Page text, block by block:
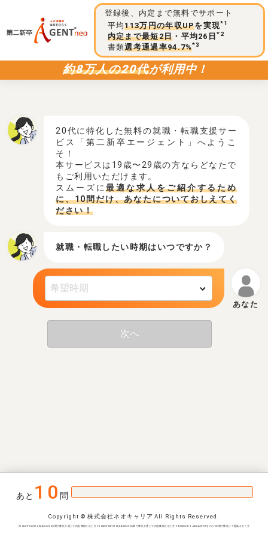
登録後、内定まで無料でサポート
平均113万円の年収UPを実現*1
内定まで最短2日 ・平均26日*2
書類選考通過率94.7%*3
約8万人の20代が利用中！
20代に特化した無料の就職・転職支援サー
ビス「第二新卒エージェント」へようこ
そ！
本サービスは19歳〜29歳の方ならどなたで
もご利用いただけます。
スムーズに最適な求人をご紹介するため
に、10問だけ、あなたについておしえてく
ださい！
就職・転職したい時期はいつですか？
次へ
あと 10 問
Copyright © 株式会社ネオキャリア All Rights Reserved.
※1 2021/04/01-2024/03/31の間で弊社を通じて内定獲得された方 ※2 2023/03/01-2024/02/31の間で弊社を通じて内定獲得された方 ※3 2023/3/1~2024/2/29までの1年間で弊社にて面談された方